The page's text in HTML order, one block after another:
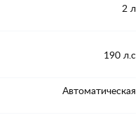
2 л
190 л.с
Автоматическая